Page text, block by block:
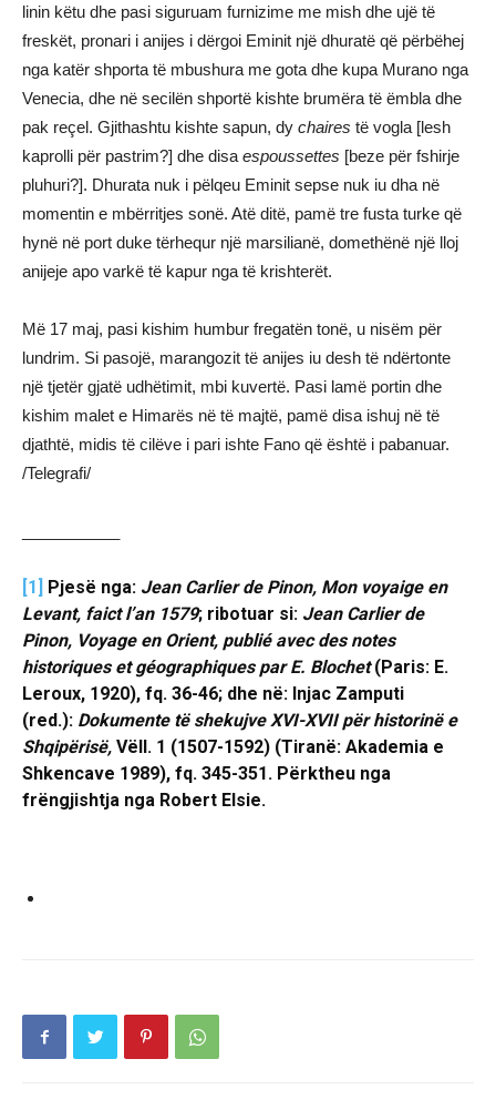
linin këtu dhe pasi siguruam furnizime me mish dhe ujë të
freskët, pronari i anijes i dërgoi Eminit një dhuratë që përbëhej
nga katër shporta të mbushura me gota dhe kupa Murano nga
Venecia, dhe në secilën shportë kishte brumëra të ëmbla dhe
pak reçel. Gjithashtu kishte sapun, dy chaires të vogla [lesh
kaprolli për pastrim?] dhe disa espoussettes [beze për fshirje
pluhuri?]. Dhurata nuk i pëlqeu Eminit sepse nuk iu dha në
momentin e mbërritjes sonë. Atë ditë, pamë tre fusta turke që
hynë në port duke tërhequr një marsilianë, domethënë një lloj
anijeje apo varkë të kapur nga të krishterët.
Më 17 maj, pasi kishim humbur fregatën tonë, u nisëm për
lundrim. Si pasojë, marangozit të anijes iu desh të ndërtonte
një tjetër gjatë udhëtimit, mbi kuvertë. Pasi lamë portin dhe
kishim malet e Himarës në të majtë, pamë disa ishuj në të
djathtë, midis të cilëve i pari ishte Fano që është i pabanuar.
/Telegrafi/
[1] Pjesë nga: Jean Carlier de Pinon, Mon voyaige en
Levant, faict l’an 1579; ribotuar si: Jean Carlier de
Pinon, Voyage en Orient, publié avec des notes
historiques et géographiques par E. Blochet(Paris: E.
Leroux, 1920), fq. 36-46; dhe në: Injac Zamputi
(red.): Dokumente të shekujve XVI-XVII për historinë e
Shqipërisë, Vëll. 1 (1507-1592) (Tiranë: Akademia e
Shkencave 1989), fq. 345-351. Përktheu nga
frëngjishtja nga Robert Elsie.